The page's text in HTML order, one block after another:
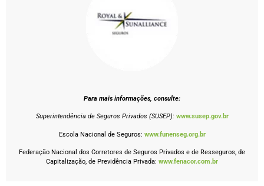
Para mais informações, consulte:
Superintendência de Seguros Privados (SUSEP): www.susep.gov.br
Escola Nacional de Seguros: www.funenseg.org.br
Federação Nacional dos Corretores de Seguros Privados e de Resseguros, de
Capitalização, de Previdência Privada: www.fenacor.com.br